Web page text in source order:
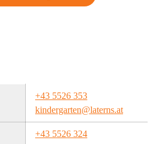
+43 5526 353
kindergarten@laterns.at
+43 5526 324